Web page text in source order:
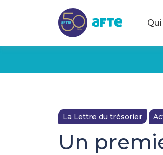
La Lettre du trésorier
Un